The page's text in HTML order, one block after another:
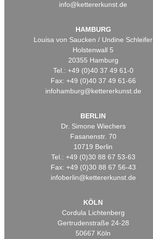
info@kettererkunst.de
HAMBURG
Louisa von Saucken / Undine Schleifer
Holstenwall 5
20355 Hamburg
Tel.: +49 (0)40 37 49 61-0
Fax: +49 (0)40 37 49 61-66
infohamburg@kettererkunst.de
BERLIN
Dr. Simone Wiechers
Fasanenstr. 70
10719 Berlin
Tel.: +49 (0)30 88 67 53-63
Fax: +49 (0)30 88 67 56-43
infoberlin@kettererkunst.de
KÖLN
Cordula Lichtenberg
Gertrudenstraße 24-28
50667 Köln